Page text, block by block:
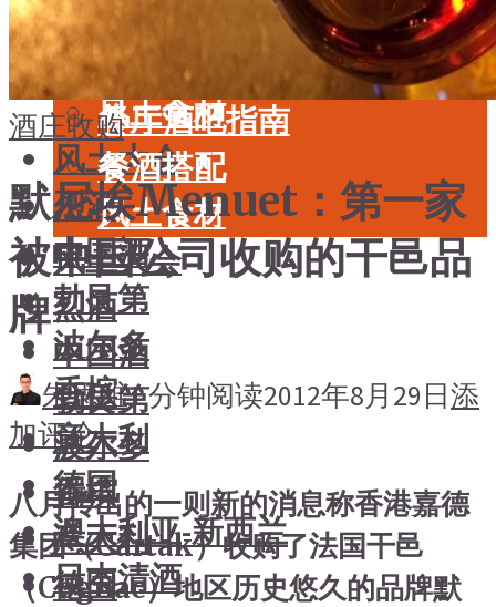
餐厅酒吧指南
餐酒搭配
风土食材
风土大会
烈酒
中国酒
勃艮第
波尔多
香槟
意大利
德国
澳大利亚-新西兰
日本清酒
品鉴专栏
美食
餐厅酒吧指南
餐酒搭配
风土食材
风土大会
烈酒
中国酒
勃艮第
波尔多
香槟
意大利
德国
酒庄收购
默尼埃Menuet：第一家
被中国公司收购的干邑品
牌
朱思维1 分钟阅读2012年8月29日添
加评论
八月传出的一则新的消息称香港嘉德
集团（Cartak）收购了法国干邑
（Cognac）地区历史悠久的品牌默